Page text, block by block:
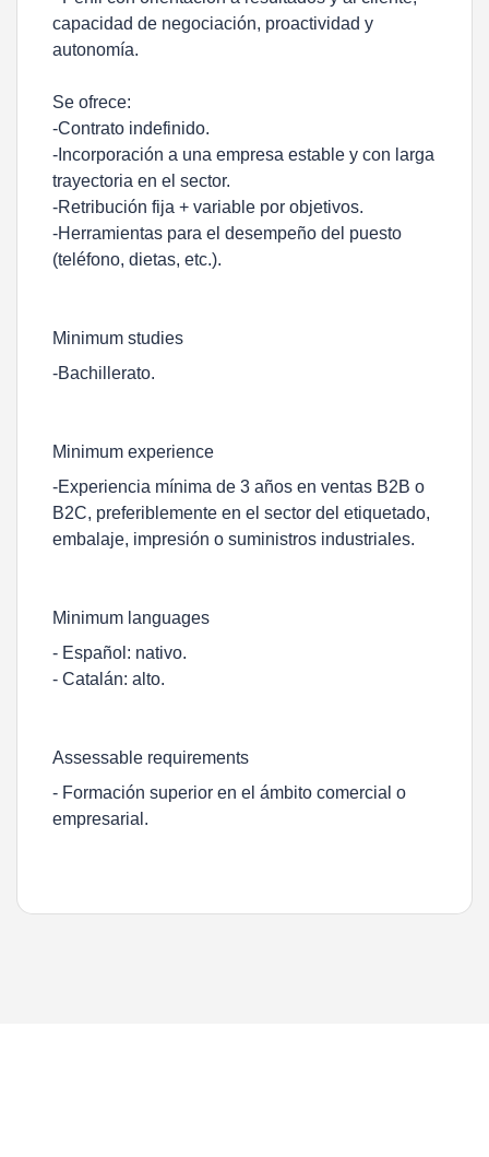
capacidad de negociación, proactividad y
autonomía.
Se ofrece:
-Contrato indefinido.
-Incorporación a una empresa estable y con larga
trayectoria en el sector.
-Retribución fija + variable por objetivos.
-Herramientas para el desempeño del puesto
(teléfono, dietas, etc.).
Minimum studies
-Bachillerato.
Minimum experience
-Experiencia mínima de 3 años en ventas B2B o
B2C, preferiblemente en el sector del etiquetado,
embalaje, impresión o suministros industriales.
Minimum languages
- Español: nativo.
- Catalán: alto.
Assessable requirements
- Formación superior en el ámbito comercial o
empresarial.